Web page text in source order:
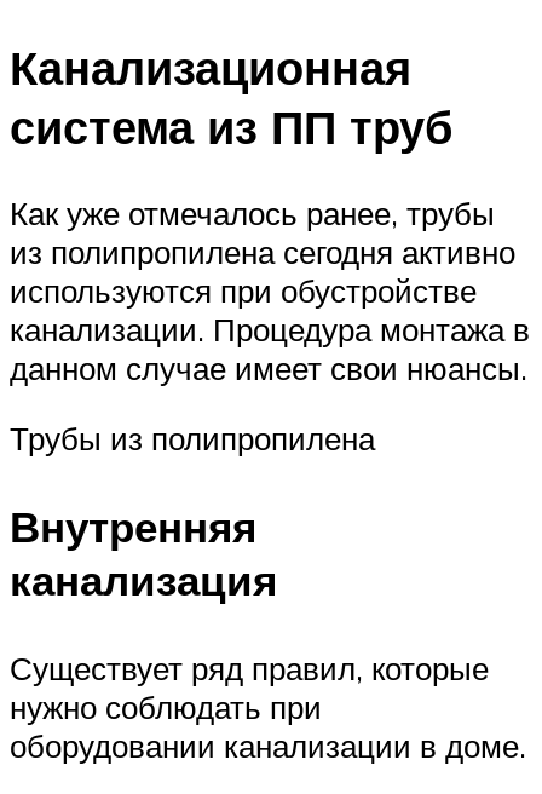
Канализационная
система из ПП труб
Как уже отмечалось ранее, трубы
из полипропилена сегодня активно
используются при обустройстве
канализации. Процедура монтажа в
данном случае имеет свои нюансы.
Трубы из полипропилена
Внутренняя
канализация
Существует ряд правил, которые
нужно соблюдать при
оборудовании канализации в доме.